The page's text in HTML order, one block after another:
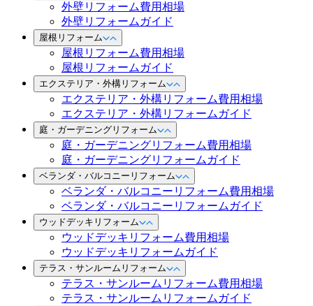
外壁リフォーム費用相場
外壁リフォームガイド
屋根リフォーム
屋根リフォーム費用相場
屋根リフォームガイド
エクステリア・外構リフォーム
エクステリア・外構リフォーム費用相場
エクステリア・外構リフォームガイド
庭・ガーデニングリフォーム
庭・ガーデニングリフォーム費用相場
庭・ガーデニングリフォームガイド
ベランダ・バルコニーリフォーム
ベランダ・バルコニーリフォーム費用相場
ベランダ・バルコニーリフォームガイド
ウッドデッキリフォーム
ウッドデッキリフォーム費用相場
ウッドデッキリフォームガイド
テラス・サンルームリフォーム
テラス・サンルームリフォーム費用相場
テラス・サンルームリフォームガイド